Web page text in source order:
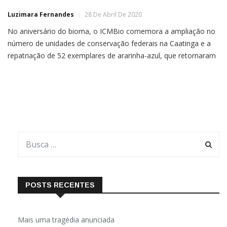
Luzimara Fernandes 28 De Abril De 2020
No aniversário do bioma, o ICMBio comemora a ampliação no
número de unidades de conservação federais na Caatinga e a
repatriação de 52 exemplares de ararinha-azul, que retornaram
POSTS RECENTES
Mais uma tragédia anunciada